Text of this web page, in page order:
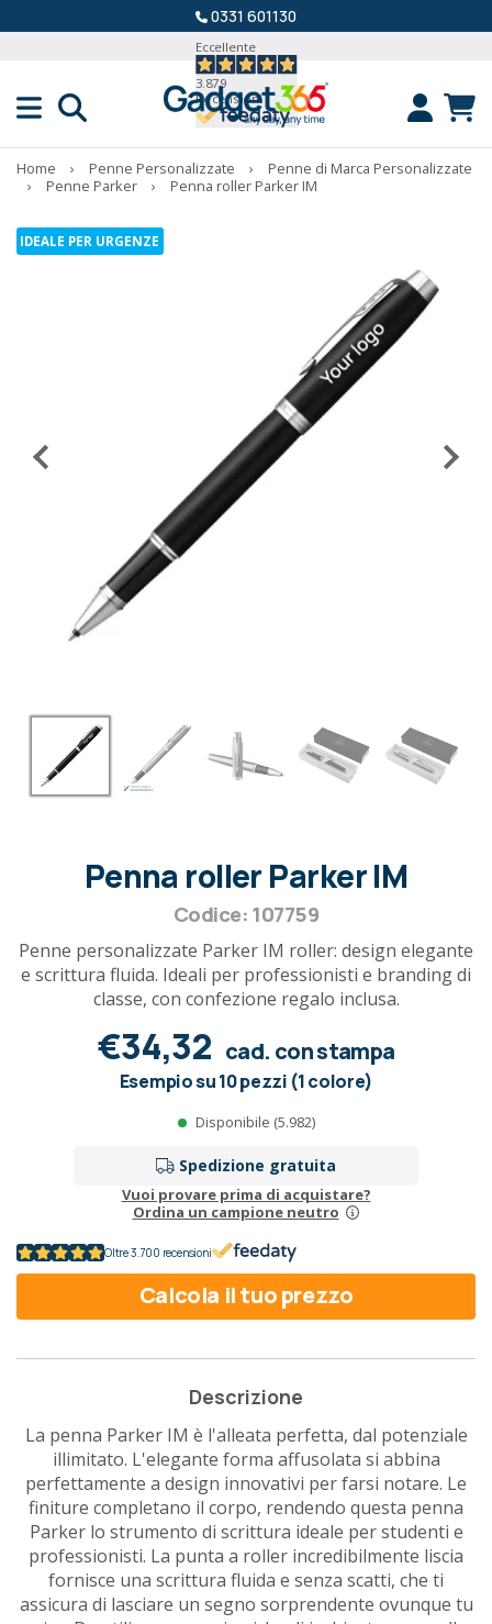
0331 601130
Eccellente
3.879
Recensioni
Home › Penne Personalizzate ›
Penne di Marca Personalizzate
›
Penne Parker › Penna roller Parker IM
IDEALE PER URGENZE
Penna roller Parker IM
Codice: 107759
Penne personalizzate Parker IM roller: design elegante
e scrittura fluida. Ideali per professionisti e branding di
classe, con confezione regalo inclusa.
€34,32 cad. con stampa
Esempio su 10 pezzi (1 colore)
Disponibile (5.982)
Spedizione gratuita
Vuoi provare prima di acquistare?
Ordina un campione neutro
Oltre 3.700 recensioni
Calcola il tuo prezzo
Descrizione
La penna Parker IM è l'alleata perfetta, dal potenziale
illimitato. L'elegante forma affusolata si abbina
perfettamente a design innovativi per farsi notare. Le
finiture completano il corpo, rendendo questa penna
Parker lo strumento di scrittura ideale per studenti e
professionisti. La punta a roller incredibilmente liscia
fornisce una scrittura fluida e senza scatti, che ti
assicura di lasciare un segno sorprendente ovunque tu